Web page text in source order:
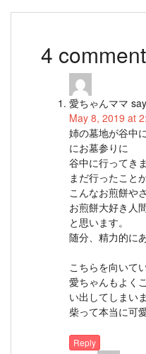
4
愛ちゃんママ
May 8, 2019 at
姉の墓地が谷中
にお墓参りに
谷中に行ってき
まだ行ったこと
こんなお煎餅や
お煎餅大好き人
と思います。
随分、精力的に
こちらを向いて
愛ちゃんもよく
い出してしまい
柴って本当に可
Reply